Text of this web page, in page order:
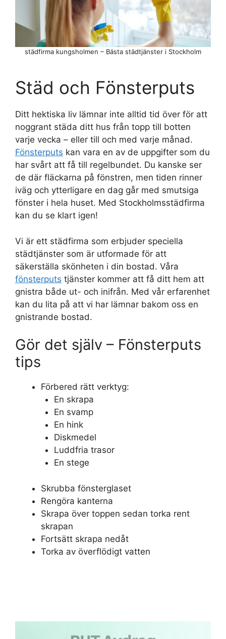
städfirma kungsholmen – Bästa städtjänster i Stockholm
Städ och Fönsterputs
Ditt hektiska liv lämnar inte alltid tid över för att
noggrant städa ditt hus från topp till botten
varje vecka – eller till och med varje månad.
Fönsterputs kan vara en av de uppgifter som du
har svårt att få till regelbundet. Du kanske ser
de där fläckarna på fönstren, men tiden rinner
iväg och ytterligare en dag går med smutsiga
fönster i hela huset. Med Stockholmsstädfirma
kan du se klart igen!
Vi är ett städfirma som erbjuder speciella
städtjänster som är utformade för att
säkerställa skönheten i din bostad. Våra
fönsterputs tjänster kommer att få ditt hem att
gnistra både ut- och inifrån. Med vår erfarenhet
kan du lita på att vi har lämnar bakom oss en
gnistrande bostad.
Gör det själv – Fönsterputs
tips
Förbered rätt verktyg:
En skrapa
En svamp
En hink
Diskmedel
Luddfria trasor
En stege
Skrubba fönsterglaset
Rengöra kanterna
Skrapa över toppen sedan torka rent
skrapan
Fortsätt skrapa nedåt
Torka av överflödigt vatten